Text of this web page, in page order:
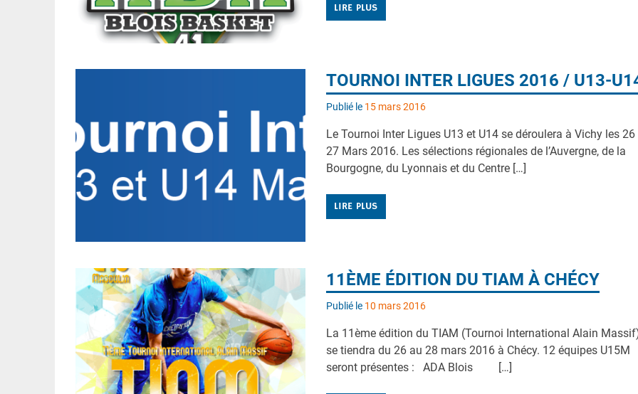
LIRE PLUS
TOURNOI INTER LIGUES 2016 / U13-
Publié le 15 mars 2016
Le Tournoi Inter Ligues U13 et U14 se déroulera à Vichy les 26
27 Mars 2016. Les sélections régionales de l’Auvergne, de la
Bourgogne, du Lyonnais et du Centre […]
LIRE PLUS
11ÈME ÉDITION DU TIAM À CHÉCY
Publié le 10 mars 2016
La 11ème édition du TIAM (Tournoi International Alain
se tiendra du 26 au 28 mars 2016 à Chécy. 12 équipes U15M
seront présentes : ADA Blois […]